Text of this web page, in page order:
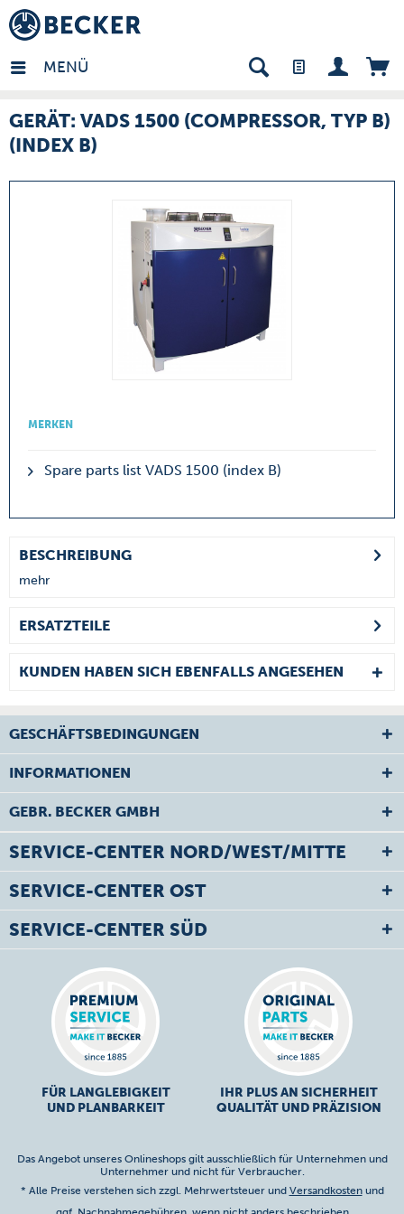
MENÜ
- DE
GERÄT: VADS 1500 (COMPRESSOR, TYP B)
(INDEX B)
MERKEN
Spare parts list VADS 1500 (index B)
BESCHREIBUNG
mehr
ERSATZTEILE
KUNDEN HABEN SICH EBENFALLS ANGESEHEN
GESCHÄFTSBEDINGUNGEN
INFORMATIONEN
GEBR. BECKER GMBH
SERVICE-CENTER NORD/WEST/MITTE
SERVICE-CENTER OST
SERVICE-CENTER SÜD
FÜR LANGLEBIGKEIT
UND PLANBARKEIT
IHR PLUS AN SICHERHEIT
QUALITÄT UND PRÄZISION
Das Angebot unseres Onlineshops gilt ausschließlich für Unternehmen und
Unternehmer und nicht für Verbraucher.
* Alle Preise verstehen sich zzgl. Mehrwertsteuer und Versandkostenund